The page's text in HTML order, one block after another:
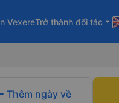
VexereTrở thành đối tác arrow_drop_down
Thêm ngày về